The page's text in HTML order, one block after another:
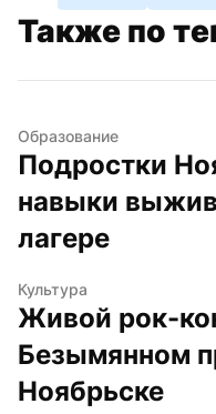
Также по
Образование
Подростки
навыки
лагере
Культура
Живой рок-
Безымянном
Ноябрьске